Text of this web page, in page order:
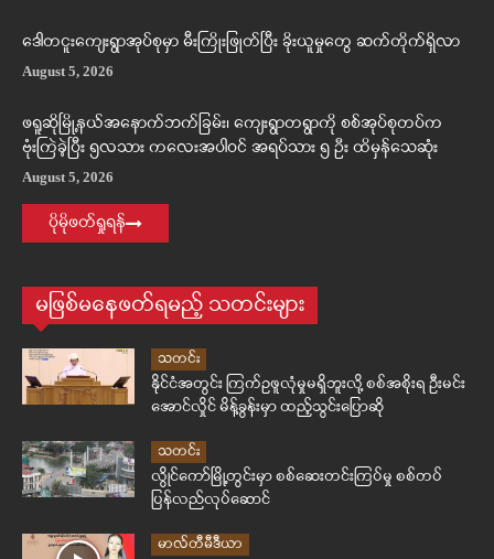
ဒေါတငူးကျေးရွာအုပ်စုမှာ မီးကြိုးဖြုတ်ပြီး ခိုးယူမှုတွေ ဆက်တိုက်ရှိလာ
August 5, 2026
ဖရူဆိုမြို့နယ်အနောက်ဘက်ခြမ်း၊ ကျေးရွာတရွာကို စစ်အုပ်စုတပ်က
ဗုံးကြဲခဲ့ပြီး ၅လသား ကလေးအပါဝင် အရပ်သား ၅ ဦး ထိမှန်သေဆုံး
August 5, 2026
ပိုမိုဖတ်ရှုရန်
မဖြစ်မနေဖတ်ရမည့် သတင်းများ
သတင်း
နိုင်ငံအတွင်း ကြက်ဥဖူလုံမှုမရှိဘူးလို့ စစ်အစိုးရ ဦးမင်း
အောင်လှိုင် မိန့်ခွန်းမှာ ထည့်သွင်းပြောဆို
သတင်း
လွိုင်ကော်မြို့တွင်းမှာ စစ်ဆေးတင်းကြပ်မှု စစ်တပ်
ပြန်လည်လုပ်ဆောင်
မာလ်တီမီဒီယာ